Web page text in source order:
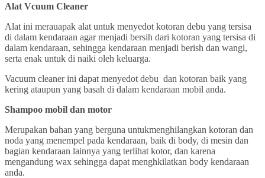
Alat Vcuum Cleaner
Alat ini merauapak alat untuk menyedot kotoran debu yang tersisa
di dalam kendaraan agar menjadi bersih dari kotoran yang tersisa di
dalam kendaraan, sehingga kendaraan menjadi berish dan wangi,
serta enak untuk di naiki oleh keluarga.
Vacuum cleaner ini dapat menyedot debu dan kotoran baik yang
kering ataupun yang basah di dalam kendaraan mobil anda.
Shampoo mobil dan motor
Merupakan bahan yang berguna untukmenghilangkan kotoran dan
noda yang menempel pada kendaraan, baik di body, di mesin dan
bagian kendaraan lainnya yang terlihat kotor, dan karena
mengandung wax sehingga dapat menghkilatkan body kendaraan
anda.